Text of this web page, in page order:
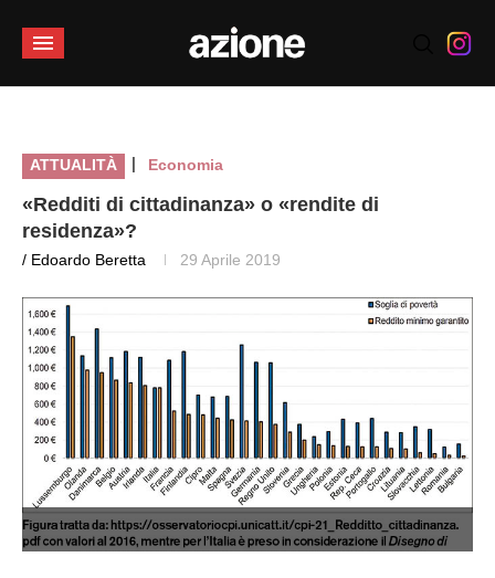
ATTUALITÀ | Economia
«Redditi di cittadinanza» o «rendite di
residenza»?
/ Edoardo Beretta 29 Aprile 2019